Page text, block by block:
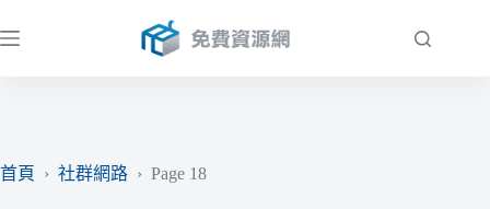
至
首頁
› 社群網路 › Page 18